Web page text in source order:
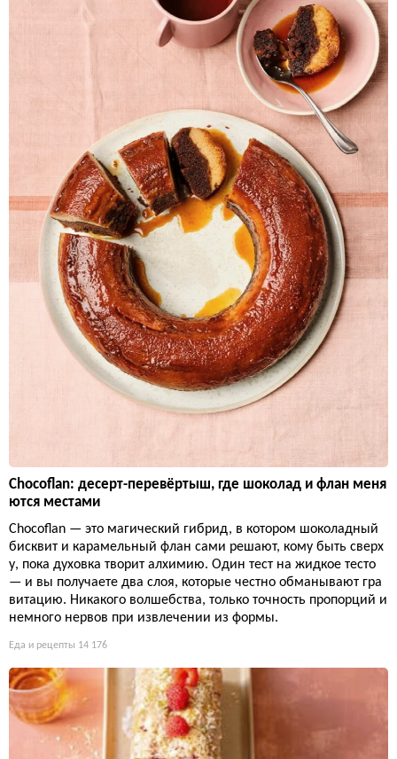
Chocoflan: десерт-перевёртыш, где шоколад и флан меня
ются местами
Chocoflan — это магический гибрид, в котором шоколадный
бисквит и карамельный флан сами решают, кому быть сверх
у, пока духовка творит алхимию. Один тест на жидкое тесто
— и вы получаете два слоя, которые честно обманывают гра
витацию. Никакого волшебства, только точность пропорций и
немного нервов при извлечении из формы.
Еда и рецепты 14 176